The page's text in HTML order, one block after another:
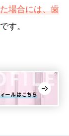
場合には、歯
です。